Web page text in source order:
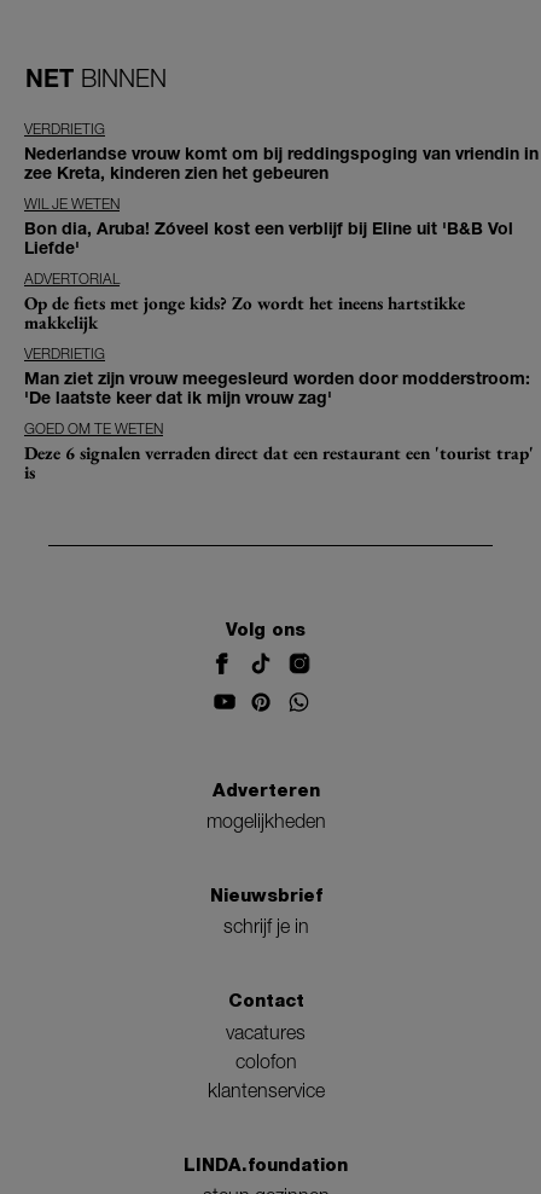
NET BINNEN
VERDRIETIG
Nederlandse vrouw komt om bij reddingspoging van vriendin in
zee Kreta, kinderen zien het gebeuren
WIL JE WETEN
Bon dia, Aruba! Zóveel kost een verblijf bij Eline uit 'B&B Vol
Liefde'
ADVERTORIAL
Op de fiets met jonge kids? Zo wordt het ineens hartstikke
makkelijk
VERDRIETIG
Man ziet zijn vrouw meegesleurd worden door modderstroom:
'De laatste keer dat ik mijn vrouw zag'
GOED OM TE WETEN
Deze 6 signalen verraden direct dat een restaurant een 'tourist trap'
is
Volg ons
Adverteren
mogelijkheden
Nieuwsbrief
schrijf je in
Contact
vacatures
colofon
klantenservice
LINDA.foundation